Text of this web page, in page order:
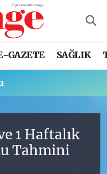
GAZETE SAĞLIK
1 Haftalık
Tahmini
ve Fikstür